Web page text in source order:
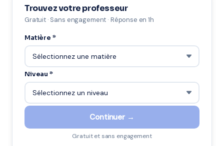
Trouvez votre professeur
Gratuit · Sans engagement · Réponse en 1h
Matière *
Niveau *
Continuer →
Gratuit et sans engagement